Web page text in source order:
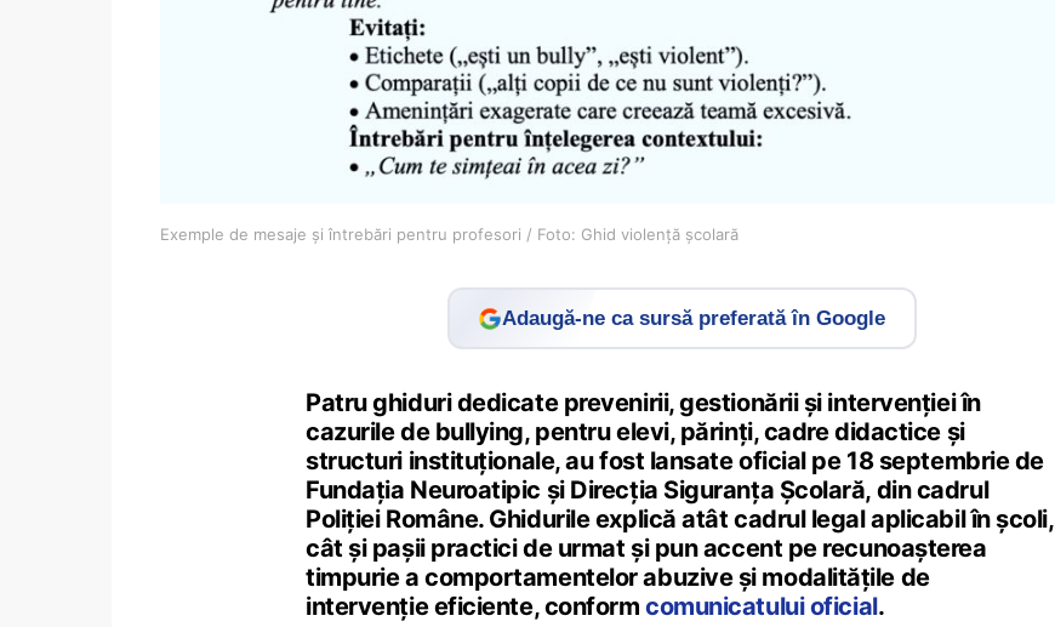
Exemple de mesaje și întrebări pentru profesori / Foto: Ghid violență școlară
Adaugă-ne ca sursă preferată în Google
Patru ghiduri dedicate prevenirii, gestionării și intervenției în
cazurile de bullying, pentru elevi, părinți, cadre didactice și
structuri instituționale, au fost lansate oficial pe 18 septembrie de
Fundația Neuroatipic și Direcția Siguranța Școlară, din cadrul
Poliției Române. Ghidurile explică atât cadrul legal aplicabil în școli,
cât și pașii practici de urmat și pun accent pe recunoașterea
timpurie a comportamentelor abuzive și modalitățile de
intervenție eficiente, conformcomunicatului oficial.